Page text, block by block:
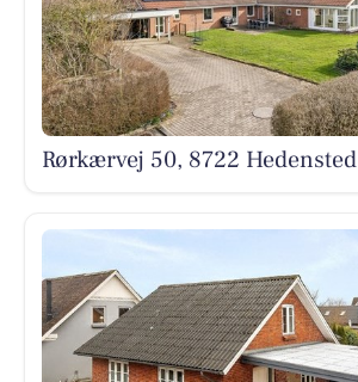
Rørkærvej 50, 8722 Hedensted